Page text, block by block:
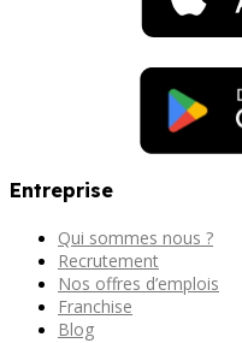
Entreprise
Qui sommes nous ?
Recrutement
Nos offres d’emplois
Franchise
Blog